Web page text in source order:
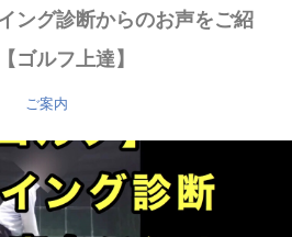
ング診断からのお声をご紹
ゴルフ上達】
ご案内